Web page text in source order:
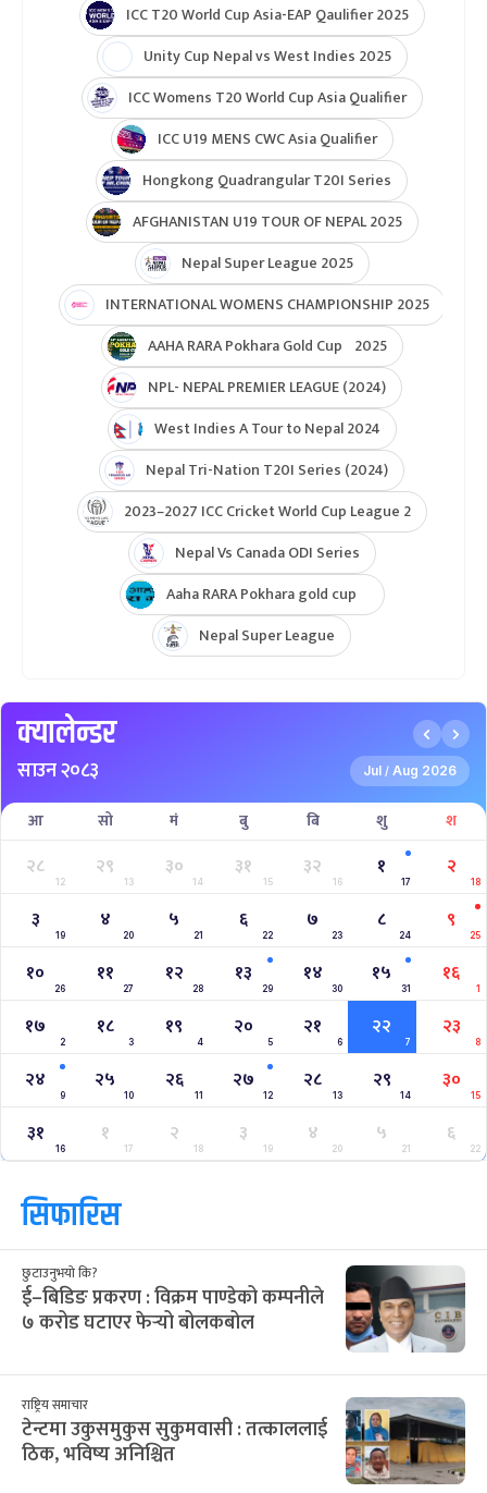
ICC T20 World Cup Asia-EAP Qaulifier 2025
Unity Cup Nepal vs West Indies 2025
ICC Womens T20 World Cup Asia Qualifier
ICC U19 MENS CWC Asia Qualifier
Hongkong Quadrangular T20I Series
AFGHANISTAN U19 TOUR OF NEPAL 2025
Nepal Super League 2025
INTERNATIONAL WOMENS CHAMPIONSHIP 2025
AAHA RARA Pokhara Gold Cup 2025
NPL- NEPAL PREMIER LEAGUE (2024)
West Indies A Tour to Nepal 2024
Nepal Tri-Nation T20I Series (2024)
2023–2027 ICC Cricket World Cup League 2
Nepal Vs Canada ODI Series
Aaha RARA Pokhara gold cup
Nepal Super League
क्यालेन्डर
साउन २०८३ Jul / Aug 2026
आ सो मं बु बि शु श
२८
12
२९
13
३०
14
३१
15
३२
16
१
17
२
18
३
19
४
20
५
21
६
22
७
23
८
24
९
25
१०
26
११
27
१२
28
१३
29
१४
30
१५
31
१६
1
१७
2
१८
3
१९
4
२०
5
२१
6
२२
7
२३
8
२४
9
२५
10
२६
11
२७
12
२८
13
२९
14
३०
15
३१
16
१
17
२
18
३
19
४
20
५
21
६
22
सिफारिस
छुटाउनुभयो कि?
ई–बिडिङ प्रकरण : विक्रम पाण्डेको कम्पनीले
७ करोड घटाएर फेर्‍यो बोलकबोल
राष्ट्रिय समाचार
टेन्टमा उकुसमुकुस सुकुमवासी : तत्काललाई
ठिक, भविष्य अनिश्चित